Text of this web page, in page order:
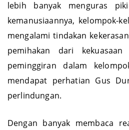
lebih banyak menguras
kemanusiaannya, kelompok-
mengalami tindakan
pemihakan dari kekuasaan
peminggiran dalam
mendapat perhatian Gus
perlindungan.
Dengan banyak membaca